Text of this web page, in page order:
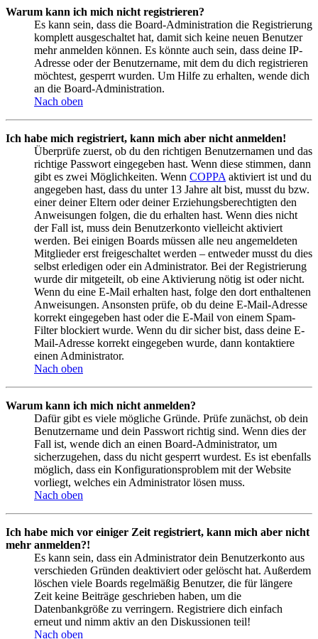
Warum kann ich mich nicht registrieren?
Es kann sein, dass die Board-Administration die Registrierung
komplett ausgeschaltet hat, damit sich keine neuen Benutzer
mehr anmelden können. Es könnte auch sein, dass deine IP-
Adresse oder der Benutzername, mit dem du dich registrieren
möchtest, gesperrt wurden. Um Hilfe zu erhalten, wende dich
an die Board-Administration.
Nach oben
Ich habe mich registriert, kann mich aber nicht anmelden!
Überprüfe zuerst, ob du den richtigen Benutzernamen und das
richtige Passwort eingegeben hast. Wenn diese stimmen, dann
gibt es zwei Möglichkeiten. Wenn COPPA aktiviert ist und du
angegeben hast, dass du unter 13 Jahre alt bist, musst du bzw.
einer deiner Eltern oder deiner Erziehungsberechtigten den
Anweisungen folgen, die du erhalten hast. Wenn dies nicht
der Fall ist, muss dein Benutzerkonto vielleicht aktiviert
werden. Bei einigen Boards müssen alle neu angemeldeten
Mitglieder erst freigeschaltet werden – entweder musst du dies
selbst erledigen oder ein Administrator. Bei der Registrierung
wurde dir mitgeteilt, ob eine Aktivierung nötig ist oder nicht.
Wenn du eine E-Mail erhalten hast, folge den dort enthaltenen
Anweisungen. Ansonsten prüfe, ob du deine E-Mail-Adresse
korrekt eingegeben hast oder die E-Mail von einem Spam-
Filter blockiert wurde. Wenn du dir sicher bist, dass deine E-
Mail-Adresse korrekt eingegeben wurde, dann kontaktiere
einen Administrator.
Nach oben
Warum kann ich mich nicht anmelden?
Dafür gibt es viele mögliche Gründe. Prüfe zunächst, ob dein
Benutzername und dein Passwort richtig sind. Wenn dies der
Fall ist, wende dich an einen Board-Administrator, um
sicherzugehen, dass du nicht gesperrt wurdest. Es ist ebenfalls
möglich, dass ein Konfigurationsproblem mit der Website
vorliegt, welches ein Administrator lösen muss.
Nach oben
Ich habe mich vor einiger Zeit registriert, kann mich aber nicht
mehr anmelden?!
Es kann sein, dass ein Administrator dein Benutzerkonto aus
verschieden Gründen deaktiviert oder gelöscht hat. Außerdem
löschen viele Boards regelmäßig Benutzer, die für längere
Zeit keine Beiträge geschrieben haben, um die
Datenbankgröße zu verringern. Registriere dich einfach
erneut und nimm aktiv an den Diskussionen teil!
Nach oben